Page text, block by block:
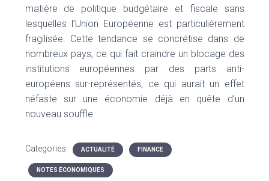
matière de politique budgétaire et fiscale sans
lesquelles l’Union Européenne est particulièrement
fragilisée. Cette tendance se concrétise dans de
nombreux pays, ce qui fait craindre un blocage des
institutions européennes par des parts anti-
européens sur-représentés, ce qui aurait un effet
néfaste sur une économie déjà en quête d’un
nouveau souffle.
Categories: ACTUALITÉ FINANCE
NOTES ÉCONOMIQUES